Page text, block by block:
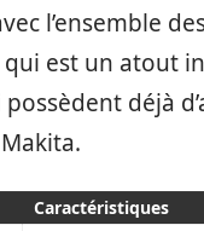
l’ensemble
qui est un atout
déjà
Caractéristiques